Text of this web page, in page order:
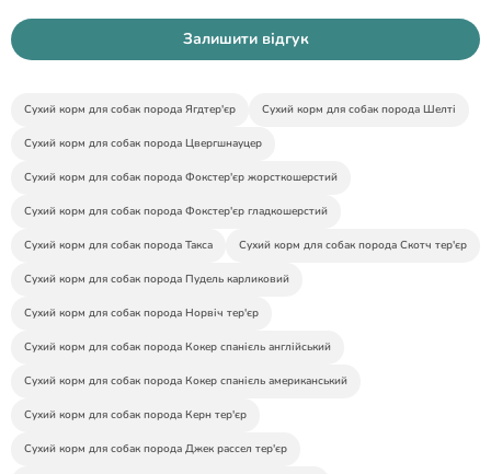
Залишити відгук
Сухий корм для собак порода Ягдтер'єр Сухий корм для собак порода Шелті
Сухий корм для собак порода Цвергшнауцер
Сухий корм для собак порода Фокстер'єр жорсткошерстий
Сухий корм для собак порода Фокстер'єр гладкошерстий
Сухий корм для собак порода Такса Сухий корм для собак порода Скотч тер'єр
Сухий корм для собак порода Пудель карликовий
Сухий корм для собак порода Норвіч тер'єр
Сухий корм для собак порода Кокер спанієль англійський
Сухий корм для собак порода Кокер спанієль американський
Сухий корм для собак порода Керн тер'єр
Сухий корм для собак порода Джек рассел тер'єр